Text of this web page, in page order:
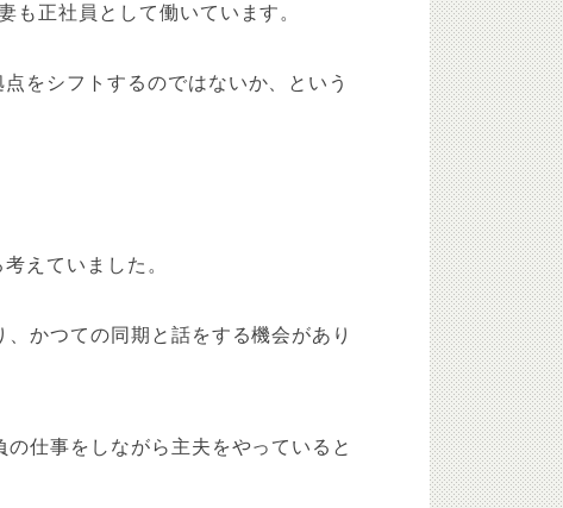
も正社員として働いています。
をシフトするのではないか、という
えていました。
かつての同期と話をする機会があり
仕事をしながら主夫をやっていると